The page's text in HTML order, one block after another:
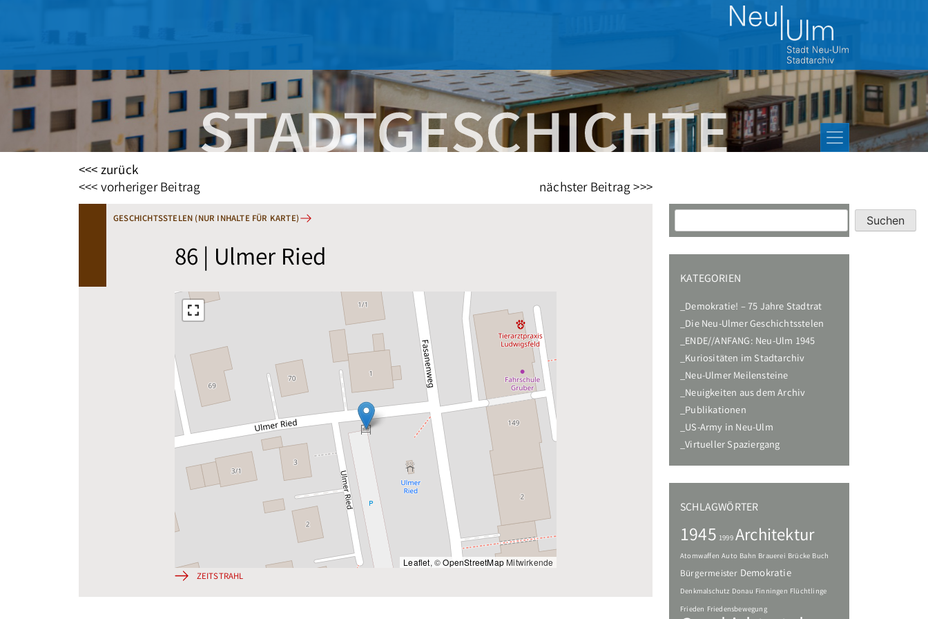
<<< zurück
Beitragsnavigation
<<< vorheriger Beitrag nächster Beitrag >>>
GESCHICHTSSTELEN (NUR INHALTE FÜR KARTE)
86 | Ulmer Ried
Leaflet, ©OpenStreetMap Mitwirkende
ZEITSTRAHL
Suchen Suchen
KATEGORIEN
Demokratie! – 75 Jahre Stadtrat
Die Neu-Ulmer Geschichtsstelen
ENDE//ANFANG: Neu-Ulm 1945
Kuriositäten im Stadtarchiv
Neu-Ulmer Meilensteine
Neuigkeiten aus dem Archiv
Publikationen
US-Army in Neu-Ulm
Virtueller Spaziergang
SCHLAGWÖRTER
1945 1999 Architektur
Atomwaffen Auto Bahn Brauerei Brücke Buch
Bürgermeister Demokratie
Denkmalschutz Donau Finningen Flüchtlinge
Frieden Friedensbewegung